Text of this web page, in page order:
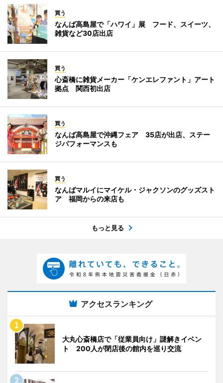
買う
なんば高島屋で「ハワイ」展 フード、スイーツ、
雑貨など30店出店
買う
心斎橋に雑貨メーカー「ケンエレファント」アート
拠点 関西初出店
買う
なんば高島屋で沖縄フェア 35店が出店、ステー
ジパフォーマンスも
買う
なんばマルイにマイケル・ジャクソンのグッズスト
ア 福岡からの来店も
もっと見る
アクセスランキング
大丸心斎橋店で「従業員向け」謎解きイベン
ト 200人が閉店後の館内を巡り交流